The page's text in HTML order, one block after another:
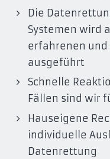
Die
Systemen wird
erfahrenen
ausgeführt
Schnelle
Fällen sind wir
Hauseigene
individuelle
Datenrettung